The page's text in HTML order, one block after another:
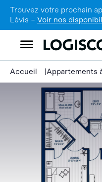
Trouvez votre prochain
Lévis – Voir nos
Accueil Appartements